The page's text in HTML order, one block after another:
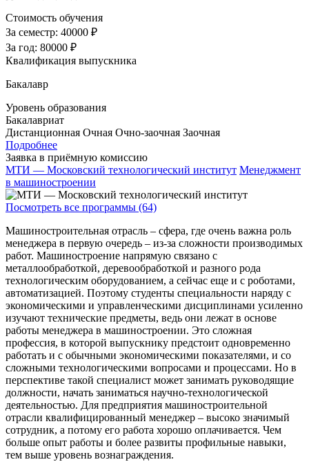
Стоимость обучения
За семестр: 40000 ₽
За год: 80000 ₽
Квалификация выпускника
Бакалавр
Уровень образования
Бакалавриат
Дистанционная Очная Очно-заочная Заочная
Подробнее
Заявка в приёмную комиссию
МТИ — Московский технологический институт Менеджмент
в машиностроении
Посмотреть все программы (64)
Машиностроительная отрасль – сфера, где очень важна роль
менеджера в первую очередь – из-за сложности производимых
работ. Машиностроение напрямую связано с
металлообработкой, деревообработкой и разного рода
технологическим оборудованием, а сейчас еще и с роботами,
автоматизацией. Поэтому студенты специальности наряду с
экономическими и управленческими дисциплинами усиленно
изучают технические предметы, ведь они лежат в основе
работы менеджера в машиностроении. Это сложная
профессия, в которой выпускнику предстоит одновременно
работать и с обычными экономическими показателями, и со
сложными технологическими вопросами и процессами. Но в
перспективе такой специалист может занимать руководящие
должности, начать заниматься научно-технологической
деятельностью. Для предприятия машиностроительной
отрасли квалифицированный менеджер – высоко значимый
сотрудник, а потому его работа хорошо оплачивается. Чем
больше опыт работы и более развиты профильные навыки,
тем выше уровень вознаграждения.